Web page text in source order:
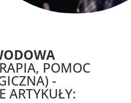
POMOC
-
ARTYKUŁY: